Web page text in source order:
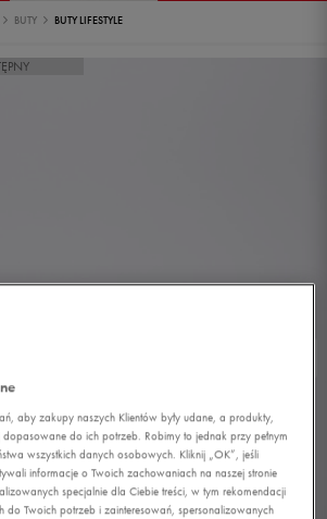
BUTY BUTY LIFESTYLE
aby zakupy naszych Klientów były udane, a produkty,
do ich potrzeb. Robimy to jednak przy pełnym
wszystkich danych osobowych. Kliknij „OK”, jeśli
informacje o Twoich zachowaniach na naszej stronie
specjalnie dla Ciebie treści, w tym rekomendacji
Twoich potrzeb i zainteresowań, spersonalizowanych